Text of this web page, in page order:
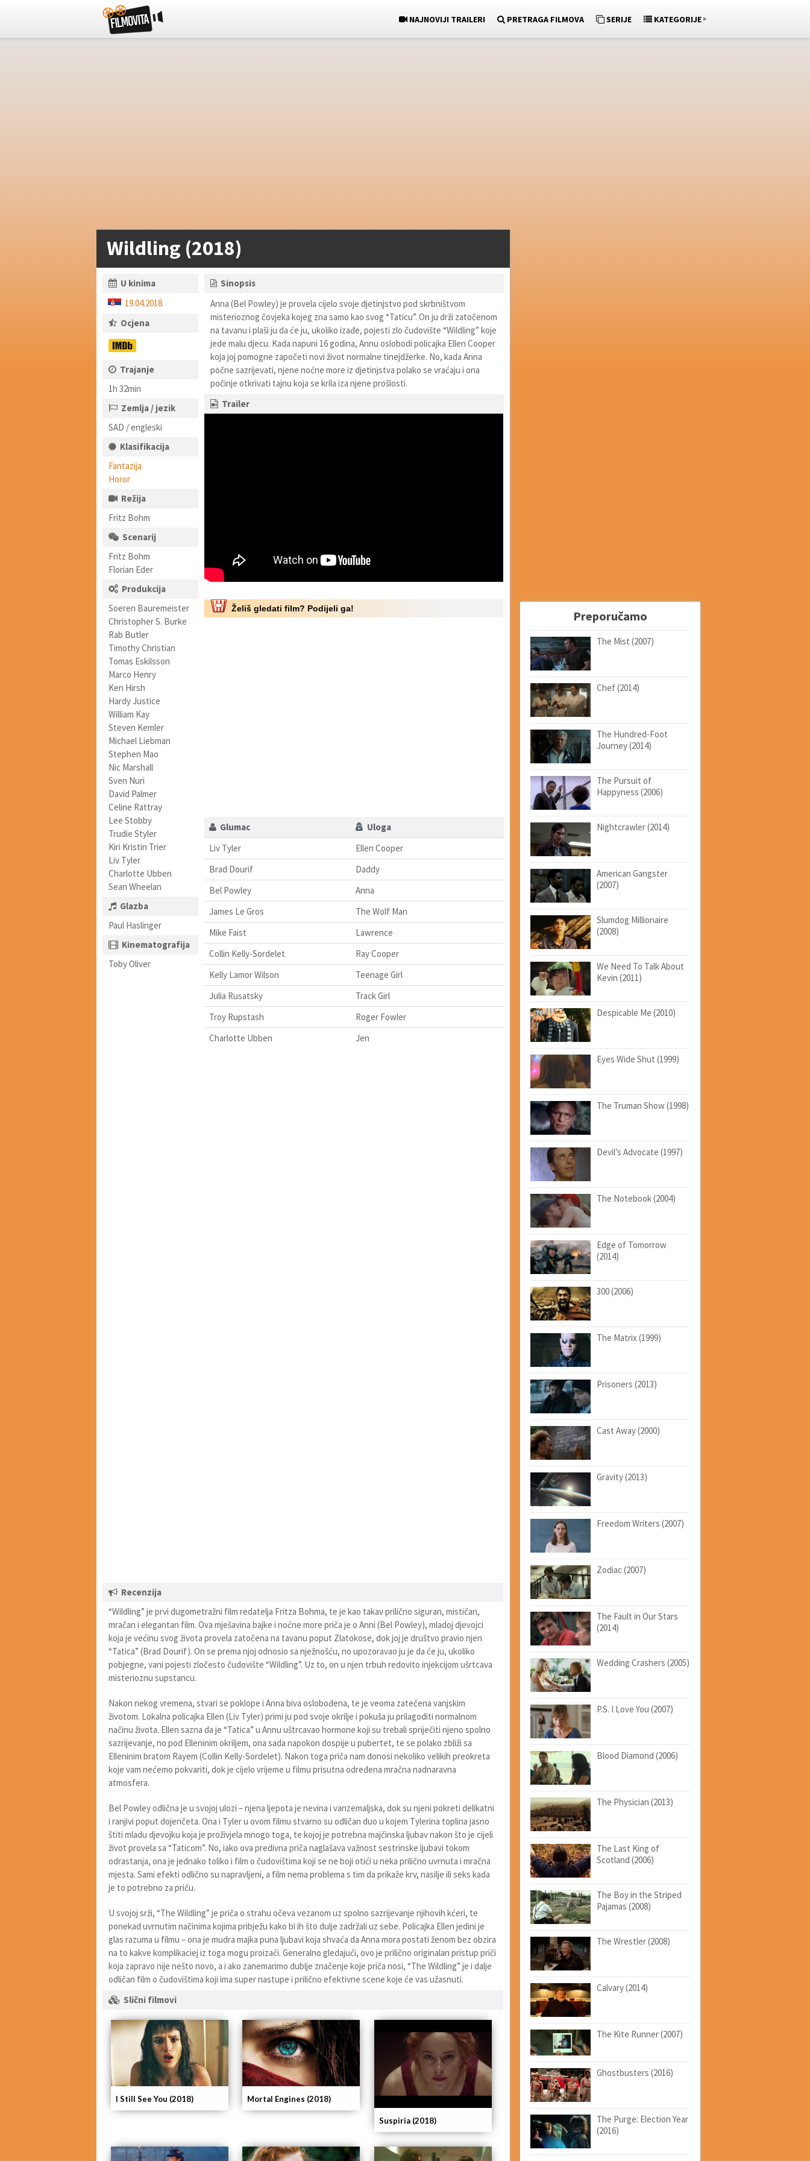
NAJNOVIJI TRAILERI PRETRAGA FILMOVA SERIJE KATEGORIJE»
Wildling (2018)
U kinima
19.04.2018.
Ocjena
Trajanje
1h 32min
Zemlja / jezik
SAD / engleski
Klasifikacija
Fantazija
Horor
Režija
Fritz Bohm
Scenarij
Fritz Bohm
Florian Eder
Produkcija
Soeren Bauremeister
Christopher S. Burke
Rab Butler
Timothy Christian
Tomas Eskilsson
Marco Henry
Ken Hirsh
Hardy Justice
William Kay
Steven Kemler
Michael Liebman
Stephen Mao
Nic Marshall
Sven Nuri
David Palmer
Celine Rattray
Lee Stobby
Trudie Styler
Kiri Kristin Trier
Liv Tyler
Charlotte Ubben
Sean Wheelan
Glazba
Paul Haslinger
Kinematografija
Toby Oliver
Sinopsis
Anna (Bel Powley) je provela cijelo svoje djetinjstvo pod skrbništvom
misterioznog čovjeka kojeg zna samo kao svog “Taticu”. On ju drži zatočenom
na tavanu i plaši ju da će ju, ukoliko izađe, pojesti zlo čudovište “Wildling” koje
jede malu djecu. Kada napuni 16 godina, Annu oslobodi policajka Ellen Cooper
koja joj pomogne započeti novi život normalne tinejdžerke. No, kada Anna
počne sazrijevati, njene noćne more iz djetinjstva polako se vraćaju i ona
počinje otkrivati tajnu koja se krila iza njene prošlosti.
Trailer
Želiš gledati film? Podijeli ga!
Glumac
Uloga
Liv Tyler
Ellen Cooper
Brad Dourif
Daddy
Bel Powley
Anna
James Le Gros
The Wolf Man
Mike Faist
Lawrence
Collin Kelly-Sordelet
Ray Cooper
Kelly Lamor Wilson
Teenage Girl
Julia Rusatsky
Track Girl
Troy Rupstash
Roger Fowler
Charlotte Ubben
Jen
Recenzija
“Wildling” je prvi dugometražni film redatelja Fritza Bohma, te je kao takav prilično siguran, mističan,
mračan i elegantan film. Ova mješavina bajke i noćne more priča je o Anni (Bel Powley), mladoj djevojci
koja je većinu svog života provela zatočena na tavanu poput Zlatokose, dok joj je društvo pravio njen
“Tatica” (Brad Dourif). On se prema njoj odnosio sa nježnošću, no upozoravao ju je da će ju, ukoliko
pobjegne, vani pojesti zločesto čudovište “Wildling”. Uz to, on u njen trbuh redovito injekcijom ušrtcava
misterioznu supstancu.
Nakon nekog vremena, stvari se poklope i Anna biva oslobođena, te je veoma zatečena vanjskim
životom. Lokalna policajka Ellen (Liv Tyler) primi ju pod svoje okrilje i pokuša ju prilagoditi normalnom
načinu života. Ellen sazna da je “Tatica” u Annu uštrcavao hormone koji su trebali spriječiti njeno spolno
sazrijevanje, no pod Elleninim okriljem, ona sada napokon dospije u pubertet, te se polako zbliži sa
Elleninim bratom Rayem (Collin Kelly-Sordelet). Nakon toga priča nam donosi nekoliko velikih preokreta
koje vam nećemo pokvariti, dok je cijelo vrijeme u filmu prisutna određena mračna nadnaravna
atmosfera.
Bel Powley odlična je u svojoj ulozi – njena ljepota je nevina i vanzemaljska, dok su njeni pokreti delikatni
i ranjivi poput dojenčeta. Ona i Tyler u ovom filmu stvarno su odličan duo u kojem Tylerina toplina jasno
štiti mladu djevojku koja je proživjela mnogo toga, te kojoj je potrebna majčinska ljubav nakon što je cijeli
život provela sa “Taticom”. No, iako ova predivna priča naglašava važnost sestrinske ljubavi tokom
odrastanja, ona je jednako toliko i film o čudovištima koji se ne boji otići u neka prilično uvrnuta i mračna
mjesta. Sami efekti odlično su napravljeni, a film nema problema s tim da prikaže krv, nasilje ili seks kada
je to potrebno za priču.
U svojoj srži, “The Wildling” je priča o strahu očeva vezanom uz spolno sazrijevanje njihovih kćeri, te
ponekad uvrnutim načinima kojima pribježu kako bi ih što dulje zadržali uz sebe. Policajka Ellen jedini je
glas razuma u filmu – ona je mudra majka puna ljubavi koja shvaća da Anna mora postati ženom bez obzira
na to kakve komplikaciej iz toga mogu proizaći. Generalno gledajući, ovo je prilično originalan pristup priči
koja zapravo nije nešto novo, a i ako zanemarimo dublje značenje koje priča nosi, “The Wildling” je i dalje
odličan film o čudovištima koji ima super nastupe i prilično efektivne scene koje će vas užasnuti.
Slični filmovi
Suspiria (2018)
Mortal Engines (2018)
I Still See You (2018)
Preporučamo
The Mist (2007)
Chef (2014)
The Hundred-Foot
Journey (2014)
The Pursuit of
Happyness (2006)
Nightcrawler (2014)
American Gangster
(2007)
Slumdog Millionaire
(2008)
We Need To Talk About
Kevin (2011)
Despicable Me (2010)
Eyes Wide Shut (1999)
The Truman Show (1998)
Devil’s Advocate (1997)
The Notebook (2004)
Edge of Tomorrow
(2014)
300 (2006)
The Matrix (1999)
Prisoners (2013)
Cast Away (2000)
Gravity (2013)
Freedom Writers (2007)
Zodiac (2007)
The Fault in Our Stars
(2014)
Wedding Crashers (2005)
P.S. I Love You (2007)
Blood Diamond (2006)
The Physician (2013)
The Last King of
Scotland (2006)
The Boy in the Striped
Pajamas (2008)
The Wrestler (2008)
Calvary (2014)
The Kite Runner (2007)
Ghostbusters (2016)
The Purge: Election Year
(2016)